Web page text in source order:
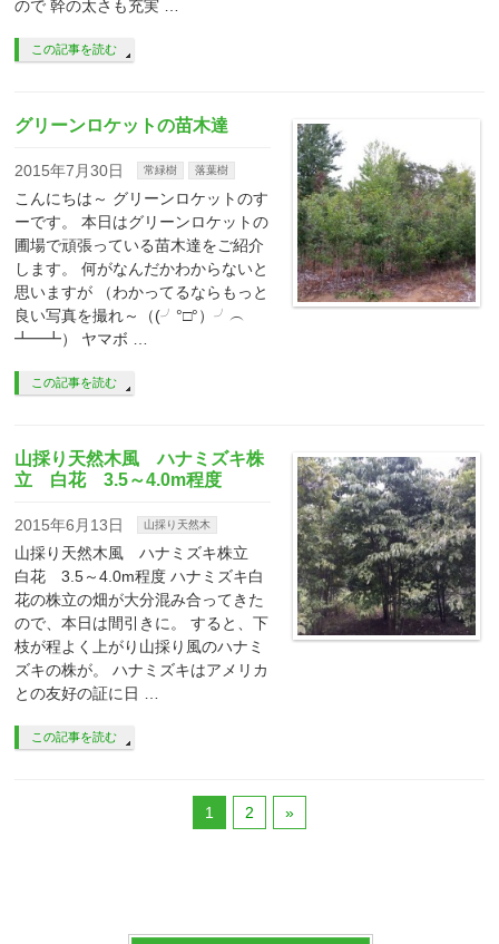
ので 幹の太さも充実 …
この記事を読む
グリーンロケットの苗木達
2015年7月30日 常緑樹 落葉樹
こんにちは～ グリーンロケットのす
ーです。 本日はグリーンロケットの
圃場で頑張っている苗木達をご紹介
します。 何がなんだかわからないと
思いますが （わかってるならもっと
良い写真を撮れ～（(╯°□°）╯︵
┻━┻） ヤマボ …
この記事を読む
山採り天然木風 ハナミズキ株
立 白花 3.5～4.0m程度
2015年6月13日 山採り天然木
山採り天然木風 ハナミズキ株立
白花 3.5～4.0m程度 ハナミズキ白
花の株立の畑が大分混み合ってきた
ので、本日は間引きに。 すると、下
枝が程よく上がり山採り風のハナミ
ズキの株が。 ハナミズキはアメリカ
との友好の証に日 …
この記事を読む
1 2 »